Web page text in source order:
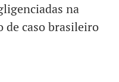
na
de caso brasileiro